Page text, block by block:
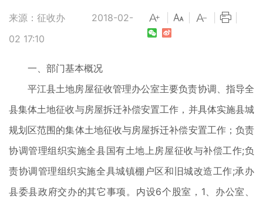
来源：征收办
2018-02-
02 17:10
一、部门基本概况
平江县土地房屋征收管理办公室主要负责协调、指导全
县集体土地征收与房屋拆迁补偿安置工作，并具体实施县城
规划区范围的集体土地征收与房屋拆迁补偿安置工作；负责
协调管理组织实施全县国有土地上房屋征收与补偿工作;负
责协调管理组织实施全具城镇棚户区和旧城改造工作;承办
县委县政府交办的其它事项。内设6个股室，1、办公室、